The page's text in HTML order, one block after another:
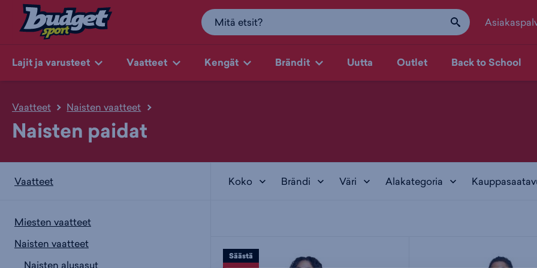
Lajit ja varusteet Vaatteet Kengät Brändit Uutta Outlet Back to School
Vaatteet Naisten vaatteet
Naisten paidat
Vaatteet
Miesten vaatteet
Naisten vaatteet
Naisten alusasut
Koko Brändi Väri Alakategoria
Säästä